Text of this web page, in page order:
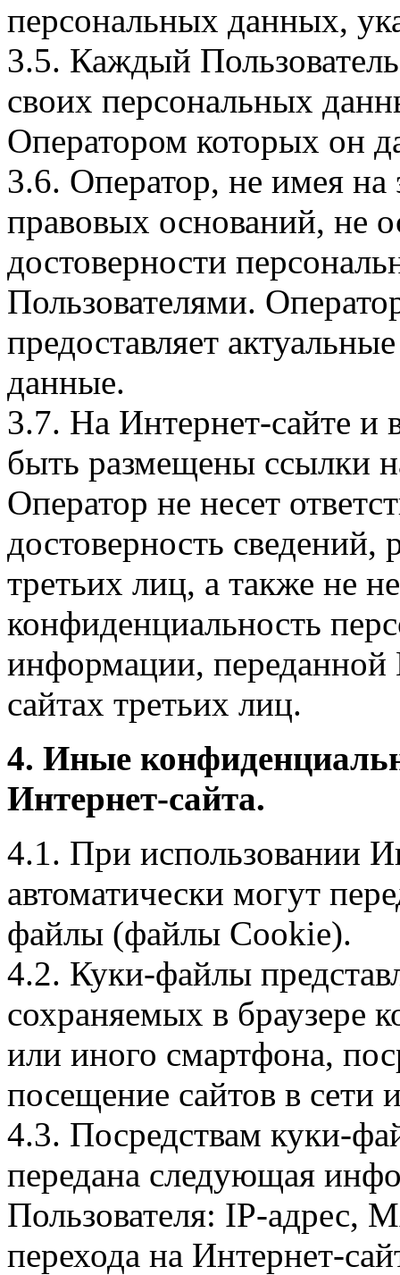
персональных данных,
3.5. Каждый
своих персональных
Оператором которых он
3.6. Оператор, не имея
правовых оснований, не
достоверности
Пользователями.
предоставляет
данные.
3.7. На Интернет-сайте
быть размещены ссылки
Оператор не несет
достоверность
третьих лиц, а также не
конфиденциальность
информации, переданной
сайтах третьих лиц.
4. Иные
Интернет-сайта.
4.1. При использовании
автоматически могут
файлы (файлы Cookie).
4.2. Куки-файлы
сохраняемых в браузере
или иного смартфона,
посещение сайтов в сети
4.3. Посредствам куки-
передана следующая
Пользователя: IP-адрес,
перехода на Интернет-